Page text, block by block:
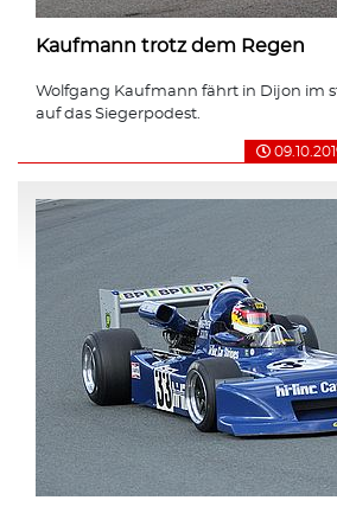
Kaufmann trotz dem Regen
Wolfgang Kaufmann fährt in Dijon im
auf das Siegerpodest.